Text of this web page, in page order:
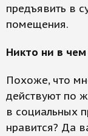
предъявить в
помещения.
Никто ни в
Похоже, что
действуют по
в социальных
нравится? Да